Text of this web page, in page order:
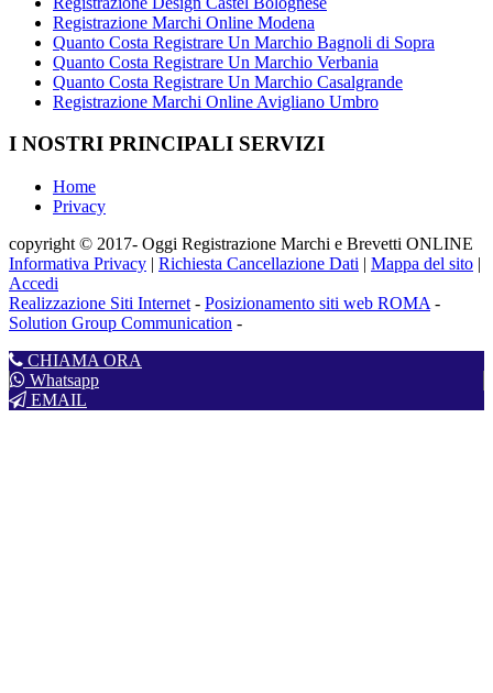
Registrazione Marchi Online Modena
Quanto Costa Registrare Un Marchio Bagnoli di Sopra
Quanto Costa Registrare Un Marchio Verbania
Quanto Costa Registrare Un Marchio Casalgrande
Registrazione Marchi Online Avigliano Umbro
I NOSTRI PRINCIPALI SERVIZI
Home
Privacy
copyright © 2017- Oggi Registrazione Marchi e Brevetti ONLINE
Informativa Privacy | Richiesta Cancellazione Dati | Mappa del sito |
Accedi
Realizzazione Siti Internet - Posizionamento siti web ROMA -
Solution Group Communication -
CHIAMA ORA
Whatsapp
EMAIL